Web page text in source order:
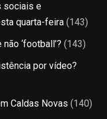
sociais e
quarta-feira (143)
‘football’? (143)
por vídeo?
Caldas Novas (140)